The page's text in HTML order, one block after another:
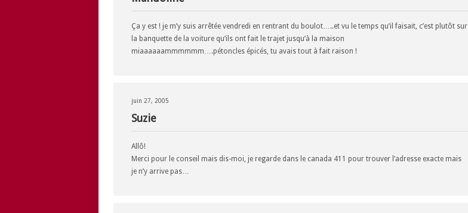
Ça y est ! je m’y suis arrêtée vendredi en rentrant du boulot…..et vu le temps qu’il faisait, c’est plutôt sur
la banquette de la voiture qu’ils ont fait le trajet jusqu’à la maison
miaaaaaammmmmm….pétoncles épicés, tu avais tout à fait raison !
juin 27, 2005
Suzie
Allô!
Merci pour le conseil mais dis-moi, je regarde dans le canada 411 pour trouver l’adresse exacte mais
je n’y arrive pas…